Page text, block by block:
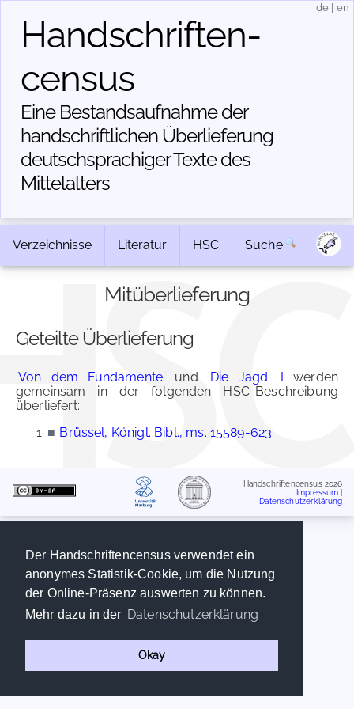
Der Handschriftencensus verwendet ein
anonymes Statistik-Cookie, um die Nutzung
der Online-Präsenz auswerten zu können.
Mehr dazu in der Datenschutzerklärung
Okay
Handschriften­
census
Eine Bestandsaufnahme der
handschriftlichen Über­lieferung
deutschsprachiger Texte des
Mittelalters
de en
Verzeichnisse Literatur HSC Suche
Mitüberlieferung
Geteilte Überlieferung
'Von dem Fundamente' und 'Die Jagd' I werden
gemeinsam in der folgenden HSC-Beschreibung
überliefert:
■ Brüssel, Königl. Bibl., ms. 15589-623
Handschriftencensus 2026
Impressum
Datenschutzerklärung